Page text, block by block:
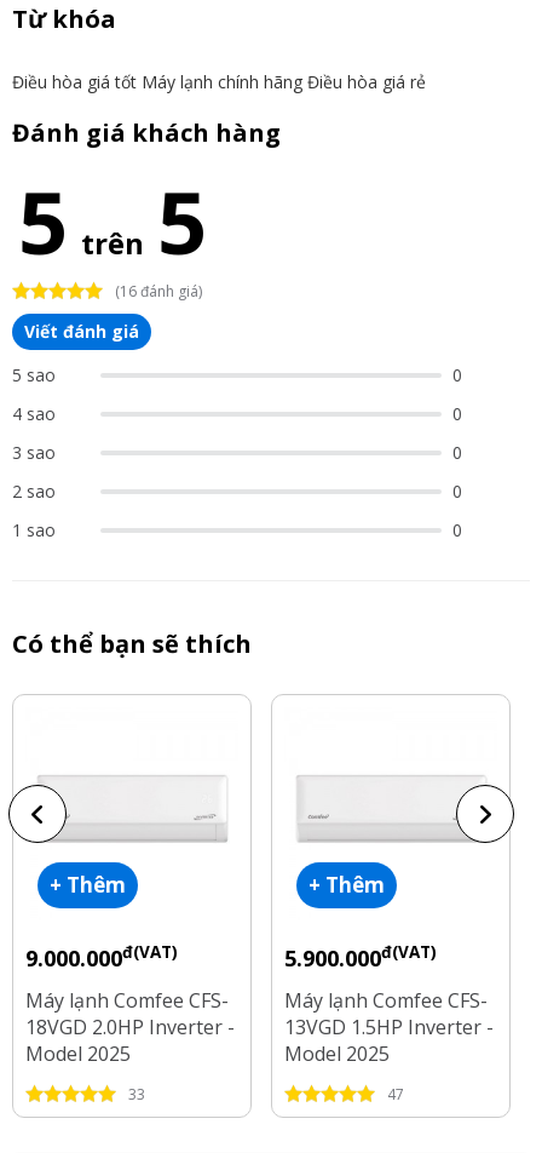
Từ khóa
Điều hòa giá tốt Máy lạnh chính hãng Điều hòa giá rẻ
Đánh giá khách hàng
5 trên 5
(16 đánh giá)
Viết đánh giá
5 sao
0
4 sao
0
3 sao
0
2 sao
0
1 sao
0
Có thể bạn sẽ thích
+ Thêm
9.000.000đ(VAT)
Máy lạnh Comfee CFS-
18VGD 2.0HP Inverter -
Model 2025
33
+ Thêm
5.900.000đ(VAT)
Máy lạnh Comfee CFS-
13VGD 1.5HP Inverter -
Model 2025
47